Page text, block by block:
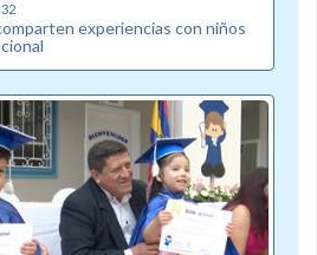
experiencias con niños